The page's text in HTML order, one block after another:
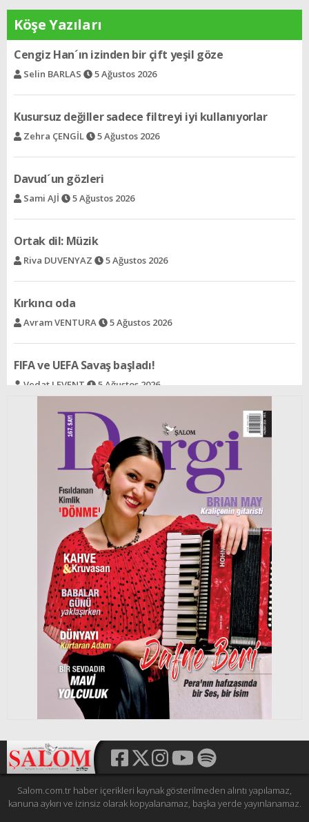
Köşe Yazıları
Kusursuz değiller sadece filtreyi iyi kullanıyorlar
Zehra ÇENGİL 5 Ağustos 2026
Davud´un gözleri
Sami AJİ 5 Ağustos 2026
Ortak dil: Müzik
Riva DUVENYAZ 5 Ağustos 2026
Kırkıncı oda
Avram VENTURA 5 Ağustos 2026
FIFA ve UEFA Savaş başladı!
Vedat LEVENT 5 Ağustos 2026
Acının gülümsemeyi öğrettiği halk
Selin SÜAR 5 Ağustos 2026
Ree - Bir şeyden dolayı
5 Ağustos 2026
Cengiz Han´ın izinden bir çift yeşil göze
Selin BARLAS 5 Ağustos 2026
Salom.com.tr haber içerikleri kaynak gösterilmeden alıntı yapılamaz,
kanuna aykırı ve izinsiz olarak kopyalanamaz, başka yerde yayınlanamaz.